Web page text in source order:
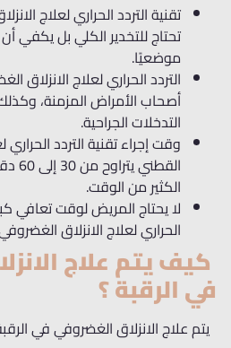
تقنية التردد الحراري لعلاج
تحتاج للتخدير الكلي بل يكفي
موضعيًا.
التردد الحراري لعلاج
أصحاب الأمراض المزمنة،
التدخلات الجراحية.
وقت إجراء تقنية التردد
الكثير من الوقت.
لا يحتاج المريض لوقت تعافي
الحراري لعلاج الانزلاق
كيف يتم علاج
في الرقبة ؟
يتم علاج الانزلاق الغضروفي في